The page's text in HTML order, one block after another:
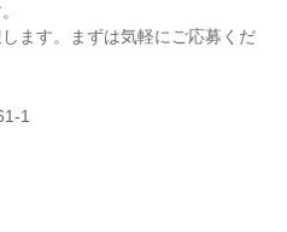
ます。まずは気軽にご応募くだ
1